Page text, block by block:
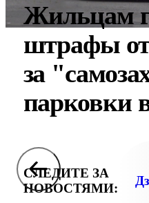
Жильцам
штрафы
за
парковки
СЛЕДИТЕ ЗА
НОВОСТЯМИ: